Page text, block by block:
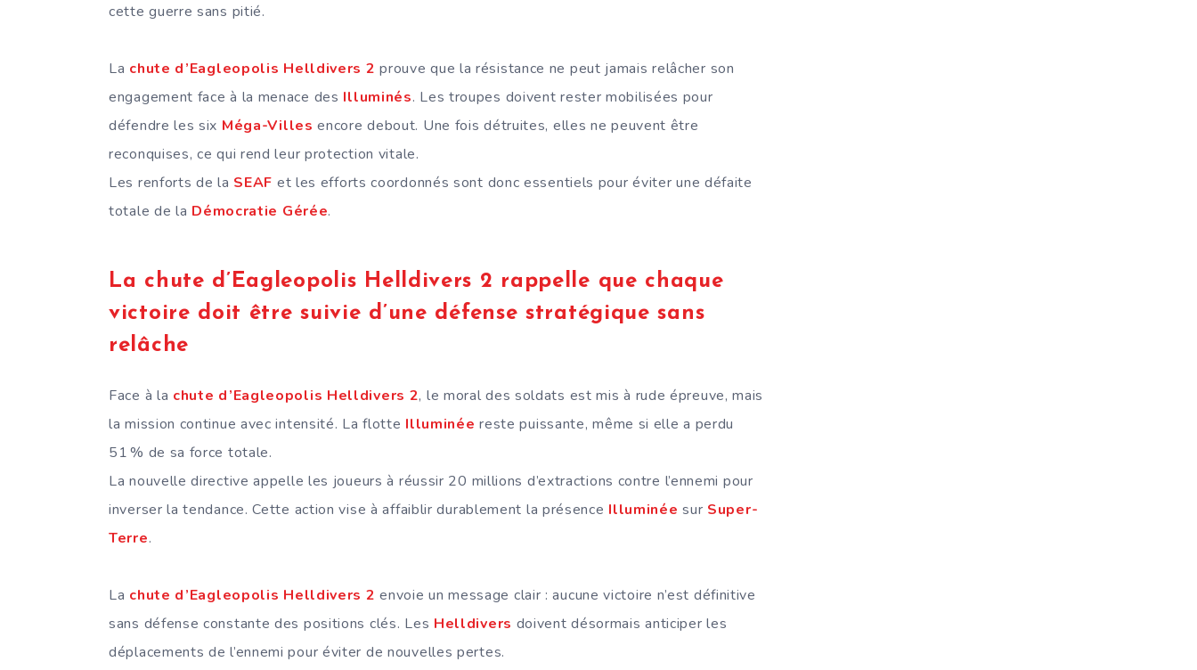
cette guerre sans pitié.
La chute d’Eagleopolis Helldivers 2 prouve que la résistance ne peut jamais relâcher son
engagement face à la menace des Illuminés. Les troupes doivent rester mobilisées pour
défendre les six Méga-Villes encore debout. Une fois détruites, elles ne peuvent être
reconquises, ce qui rend leur protection vitale.
Les renforts de la SEAF et les efforts coordonnés sont donc essentiels pour éviter une défaite
totale de la Démocratie Gérée.
La chute d’Eagleopolis Helldivers 2 rappelle que chaque
victoire doit être suivie d’une défense stratégique sans
relâche
Face à la chute d’Eagleopolis Helldivers 2, le moral des soldats est mis à rude épreuve, mais
la mission continue avec intensité. La flotte Illuminée reste puissante, même si elle a perdu
51 % de sa force totale.
La nouvelle directive appelle les joueurs à réussir 20 millions d’extractions contre l’ennemi pour
inverser la tendance. Cette action vise à affaiblir durablement la présence Illuminée sur Super-
Terre.
La chute d’Eagleopolis Helldivers 2 envoie un message clair : aucune victoire n’est définitive
sans défense constante des positions clés. Les Helldivers doivent désormais anticiper les
déplacements de l’ennemi pour éviter de nouvelles pertes.